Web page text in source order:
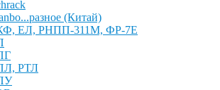
(Китай)
ЕЛ, РНПП-311М, ФР-7Е
РТЛ